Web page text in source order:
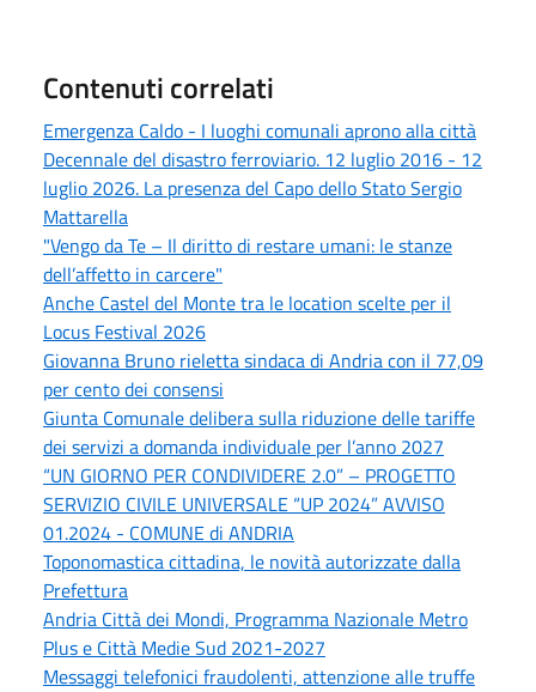
Contenuti correlati
Emergenza Caldo - I luoghi comunali aprono alla città
Decennale del disastro ferroviario. 12 luglio 2016 - 12
luglio 2026. La presenza del Capo dello Stato Sergio
Mattarella
"Vengo da Te – Il diritto di restare umani: le stanze
dell’affetto in carcere"
Anche Castel del Monte tra le location scelte per il
Locus Festival 2026
Giovanna Bruno rieletta sindaca di Andria con il 77,09
per cento dei consensi
Giunta Comunale delibera sulla riduzione delle tariffe
dei servizi a domanda individuale per l’anno 2027
“UN GIORNO PER CONDIVIDERE 2.0” – PROGETTO
SERVIZIO CIVILE UNIVERSALE “UP 2024” AVVISO
01.2024 - COMUNE di ANDRIA
Toponomastica cittadina, le novità autorizzate dalla
Prefettura
Andria Città dei Mondi, Programma Nazionale Metro
Plus e Città Medie Sud 2021-2027
Messaggi telefonici fraudolenti, attenzione alle truffe